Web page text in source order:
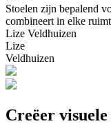
Stoelen zijn bepalend
combineert in elke
Lize Veldhuizen
Lize
Veldhuizen
Creëer